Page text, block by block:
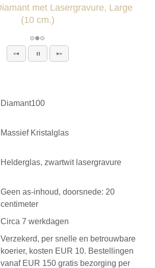
Diamant100
Massief Kristalglas
Helderglas, zwartwit lasergravure
Geen as-inhoud, doorsnede: 20
centimeter
Circa 7 werkdagen
Verzekerd, per snelle en betrouwbare
koerier, kosten EUR 10. Bestellingen
vanaf EUR 150 gratis bezorging per